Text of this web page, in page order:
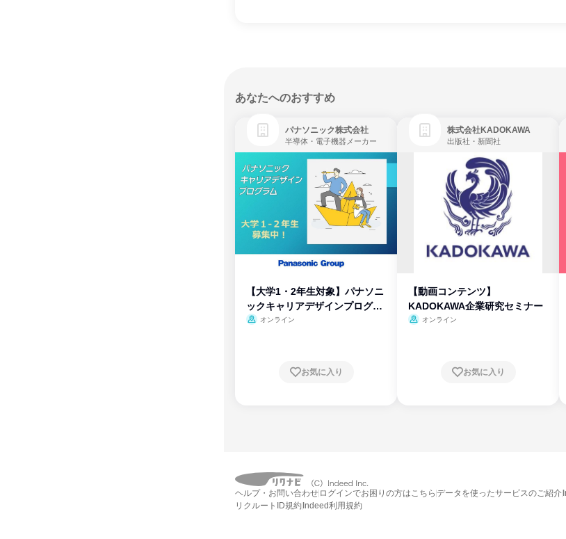
あなたへのおすすめ
パナソニック株式会社
半導体・電子機器メーカー
【大学1・2年生対象】パナソニ
ックキャリアデザインプログラ
ム
オンライン
お気に入り
株式会社KADOKAWA
出版社・新聞社
【動画コンテンツ】
KADOKAWA企業研究セミナー
オンライン
お気に入り
ヘルプ・お問い合わせ ログインでお困りの方はこちら データを使ったサービスのご紹介
リクルートID規約 Indeed利用規約